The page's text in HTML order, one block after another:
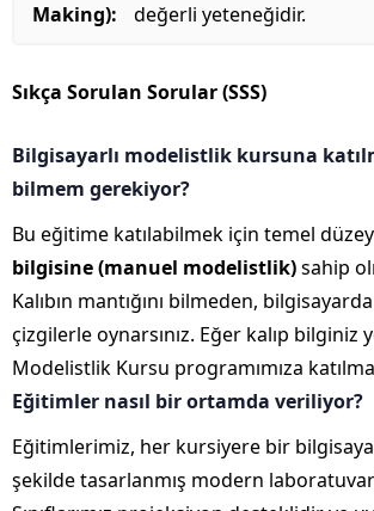
Making):
değerli yeteneğidir.
Sıkça Sorulan Sorular (SSS)
Bilgisayarlı modelistlik kursuna
bilmem gerekiyor?
Bu eğitime katılabilmek için temel
bilgisine (manuel modelistlik)sahip
Kalıbın mantığını bilmeden,
çizgilerle oynarsınız. Eğer kalıp bilginiz
Modelistlik Kursu programımıza
Eğitimler nasıl bir ortamda veriliyor?
Eğitimlerimiz, her kursiyere bir
şekilde tasarlanmış modern